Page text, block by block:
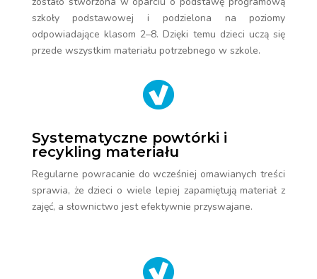
szkoły podstawowej i podzielona na poziomy
odpowiadające klasom 2–8. Dzięki temu dzieci uczą się
przede wszystkim materiału potrzebnego w szkole.
Systematyczne powtórki i
recykling materiału
Regularne powracanie do wcześniej omawianych treści
sprawia, że dzieci o wiele lepiej zapamiętują materiał z
zajęć, a słownictwo jest efektywnie przyswajane.